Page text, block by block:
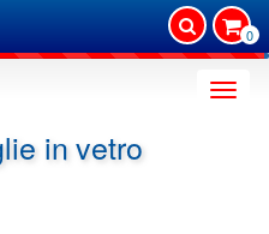
0
Toggle